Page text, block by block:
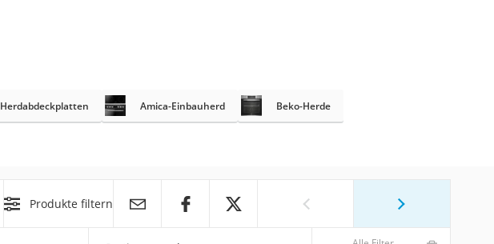
Herdabdeckplatten Amica-Einbauherd Beko-Herde
Produkte filtern